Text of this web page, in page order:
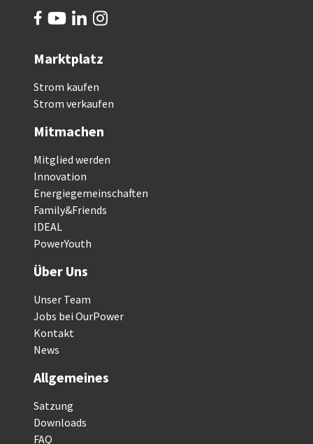
Marktplatz
Strom kaufen
Strom verkaufen
Mitmachen
Mitglied werden
Innovation
Energiegemeinschaften
Family&Friends
IDEAL
PowerYouth
Über Uns
Unser Team
Jobs bei OurPower
Kontakt
News
Allgemeines
Satzung
Downloads
FAQ